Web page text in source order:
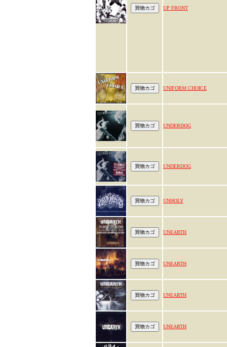
UP FRONT
UNIFORM CHOICE
UNDERDOG
UNDERDOG
UNHOLY
UNEARTH
UNEARTH
UNEARTH
UNEARTH